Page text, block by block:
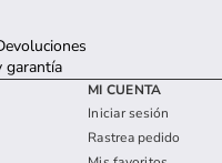
garantía
MI CUENTA
Iniciar sesión
Rastrea pedido